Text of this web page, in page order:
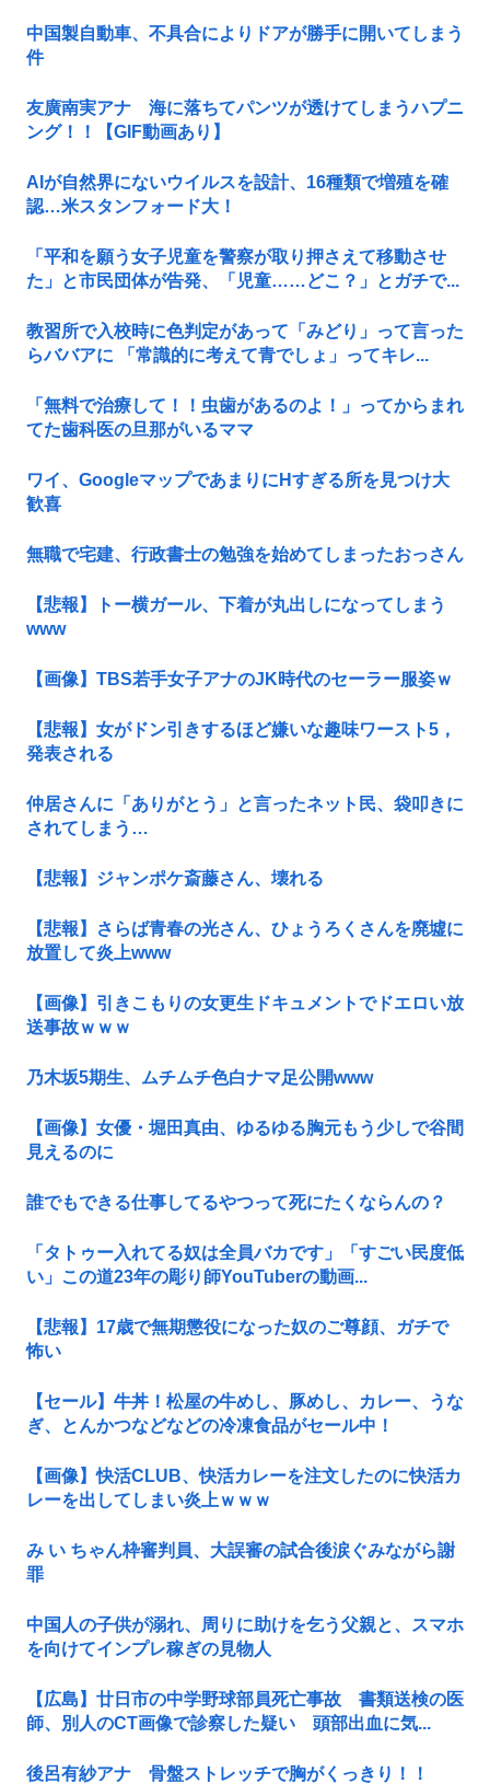
中国製自動車、不具合によりドアが勝手に開いてしまう
件
友廣南実アナ 海に落ちてパンツが透けてしまうハプニ
ング！！【GIF動画あり】
AIが自然界にないウイルスを設計、16種類で増殖を確
認…米スタンフォード大！
「平和を願う女子児童を警察が取り押さえて移動させ
た」と市民団体が告発、「児童……どこ？」とガチで...
教習所で入校時に色判定があって「みどり」って言った
らババアに 「常識的に考えて青でしょ」ってキレ...
「無料で治療して！！虫歯があるのよ！」ってからまれ
てた歯科医の旦那がいるママ
ワイ、GoogleマップであまりにΗすぎる所を見つけ大
歓喜
無職で宅建、行政書士の勉強を始めてしまったおっさん
【悲報】トー横ガール、下着が丸出しになってしまう
www
【画像】TBS若手女子アナのJK時代のセーラー服姿ｗ
【悲報】女がドン引きするほど嫌いな趣味ワースト5，
発表される
仲居さんに「ありがとう」と言ったネット民、袋叩きに
されてしまう…
【悲報】ジャンポケ斎藤さん、壊れる
【悲報】さらば青春の光さん、ひょうろくさんを廃墟に
放置して炎上www
【画像】引きこもりの女更生ドキュメントでドエロい放
送事故ｗｗｗ
乃木坂5期生、ムチムチ色白ナマ足公開www
【画像】女優・堀田真由、ゆるゆる胸元もう少しで谷間
見えるのに
誰でもできる仕事してるやつって死にたくならんの？
「タトゥー入れてる奴は全員バカです」「すごい民度低
い」この道23年の彫り師YouTuberの動画...
【悲報】17歳で無期懲役になった奴のご尊顔、ガチで
怖い
【セール】牛丼！松屋の牛めし、豚めし、カレー、うな
ぎ、とんかつなどなどの冷凍食品がセール中！
【画像】快活CLUB、快活カレーを注文したのに快活カ
レーを出してしまい炎上ｗｗｗ
み い ちゃん枠審判員、大誤審の試合後涙ぐみながら謝
罪
中国人の子供が溺れ、周りに助けを乞う父親と、スマホ
を向けてインプレ稼ぎの見物人
【広島】廿日市の中学野球部員死亡事故 書類送検の医
師、別人のCT画像で診察した疑い 頭部出血に気...
後呂有紗アナ 骨盤ストレッチで胸がくっきり！！